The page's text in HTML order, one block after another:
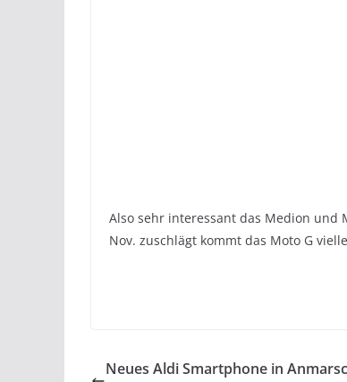
Also sehr interessant das Medion und
Nov. zuschlägt kommt das Moto G
Neues Aldi Smartphone in